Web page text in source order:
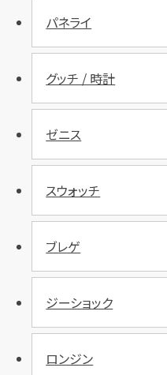
パネライ
グッチ / 時計
ゼニス
スウォッチ
ブレゲ
ジーショック
ロンジン